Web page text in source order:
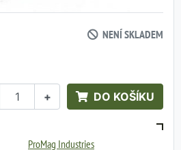
NENÍ SKLADEM
+ DO KOŠÍKU
ProMag Industries